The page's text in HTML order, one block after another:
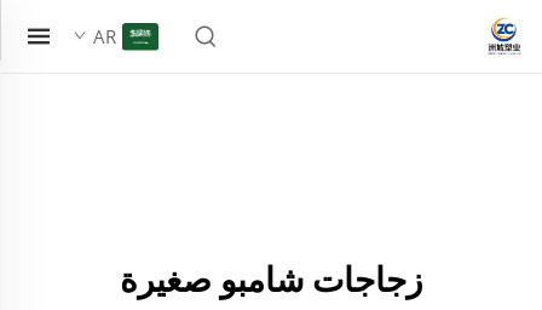
AR
زجاجات شامبو صغيرة